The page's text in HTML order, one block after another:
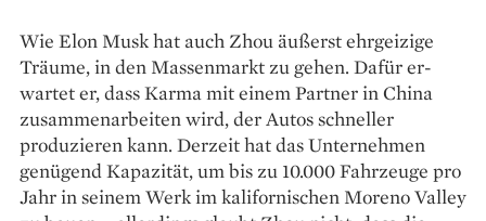
Wie Elon Musk hat auch Zhou äußerst ehrgeizige
Träume, in den Massenmarkt zu gehen. Dafür er­
wartet er, dass Karma mit einem Partner in China
zusammenarbeiten wird, der Autos schneller
produzieren kann. Derzeit hat das Unternehmen
genügend Kapazität, um bis zu 10.000 Fahrzeuge pro
Jahr in seinem Werk im kalifornischen Moreno Valley